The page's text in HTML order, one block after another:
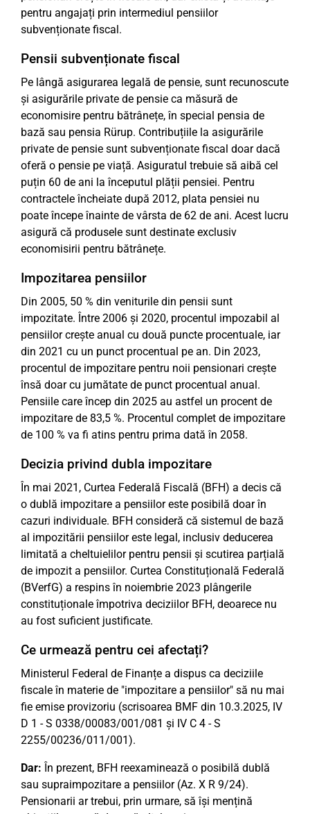
pentru angajați prin intermediul pensiilor
subvenționate fiscal.
Pensii subvenționate fiscal
Pe lângă asigurarea legală de pensie, sunt recunoscute
și asigurările private de pensie ca măsură de
economisire pentru bătrânețe, în special pensia de
bază sau pensia Rürup. Contribuțiile la asigurările
private de pensie sunt subvenționate fiscal doar dacă
oferă o pensie pe viață. Asiguratul trebuie să aibă cel
puțin 60 de ani la începutul plății pensiei. Pentru
contractele încheiate după 2012, plata pensiei nu
poate începe înainte de vârsta de 62 de ani. Acest lucru
asigură că produsele sunt destinate exclusiv
economisirii pentru bătrânețe.
Impozitarea pensiilor
Din 2005, 50 % din veniturile din pensii sunt
impozitate. Între 2006 și 2020, procentul impozabil al
pensiilor crește anual cu două puncte procentuale, iar
din 2021 cu un punct procentual pe an. Din 2023,
procentul de impozitare pentru noii pensionari crește
însă doar cu jumătate de punct procentual anual.
Pensiile care încep din 2025 au astfel un procent de
impozitare de 83,5 %. Procentul complet de impozitare
de 100 % va fi atins pentru prima dată în 2058.
Decizia privind dubla impozitare
În mai 2021, Curtea Federală Fiscală (BFH) a decis că
o dublă impozitare a pensiilor este posibilă doar în
cazuri individuale. BFH consideră că sistemul de bază
al impozitării pensiilor este legal, inclusiv deducerea
limitată a cheltuielilor pentru pensii și scutirea parțială
de impozit a pensiilor. Curtea Constituțională Federală
(BVerfG) a respins în noiembrie 2023 plângerile
constituționale împotriva deciziilor BFH, deoarece nu
au fost suficient justificate.
Ce urmează pentru cei afectați?
Ministerul Federal de Finanțe a dispus ca deciziile
fiscale în materie de "impozitare a pensiilor" să nu mai
fie emise provizoriu (scrisoarea BMF din 10.3.2025, IV
D 1 - S 0338/00083/001/081 și IV C 4 - S
2255/00236/011/001).
Dar: În prezent, BFH reexaminează o posibilă dublă
sau supraimpozitare a pensiilor (Az. X R 9/24).
Pensionarii ar trebui, prin urmare, să își mențină